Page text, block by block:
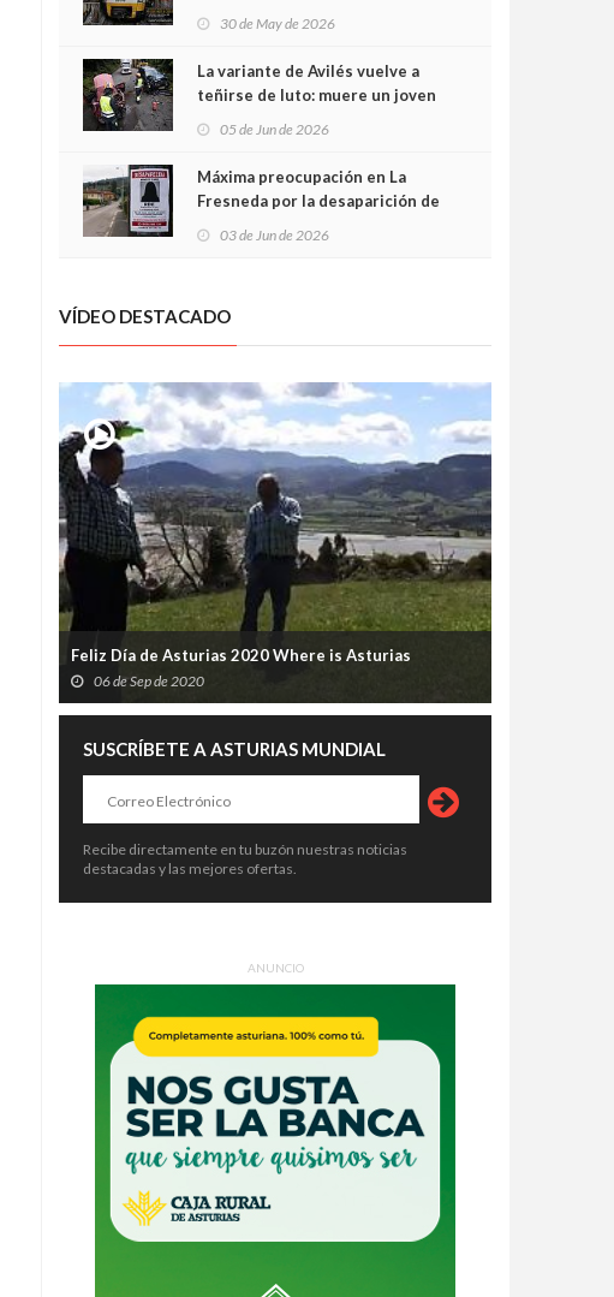
sobrecoste de los trenes que no
cabían por los túneles
30 de May de 2026
La variante de Avilés vuelve a
teñirse de luto: muere un joven
05 de Jun de 2026
Máxima preocupación en La
Fresneda por la desaparición de
03 de Jun de 2026
VÍDEO DESTACADO
Feliz Día de Asturias 2020 Where is Asturias
06 de Sep de 2020
SUSCRÍBETE A ASTURIAS MUNDIAL
Recibe directamente en tu buzón nuestras noticias
destacadas y las mejores ofertas.
ANUNCIO